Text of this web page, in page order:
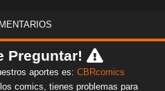
Preguntar!
aportes es: CBRcomics
comics, tienes problemas para